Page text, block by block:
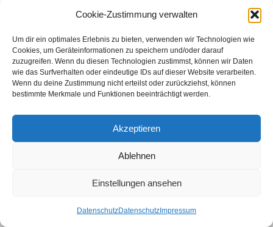
Cookie-Zustimmung verwalten
Um dir ein optimales Erlebnis zu bieten, verwenden wir Technologien wie
Cookies, um Geräteinformationen zu speichern und/oder darauf
zuzugreifen. Wenn du diesen Technologien zustimmst, können wir Daten
wie das Surfverhalten oder eindeutige IDs auf dieser Website verarbeiten.
Wenn du deine Zustimmung nicht erteilst oder zurückziehst, können
bestimmte Merkmale und Funktionen beeinträchtigt werden.
Akzeptieren
Ablehnen
Einstellungen ansehen
DatenschutzDatenschutz Impressum
Der normale OV-Abend findet wie üblich statt, nur halt
ohne Vorstand.
VY 73 de Holger, DL1COP
WER SUCHET DER FINDET
Graphene Themes.